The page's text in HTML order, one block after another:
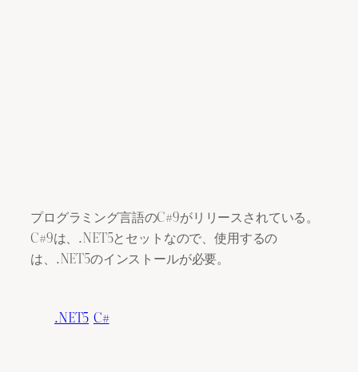
プログラミング言語のC#9がリリースされている。
C#9は、.NET5とセットなので、使用するの
は、.NET5のインストールが必要。
.NET5 C#